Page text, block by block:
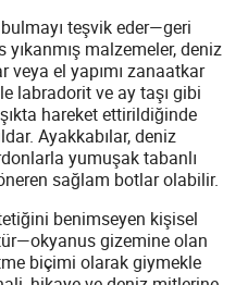
teşvik eder—geri
malzemeler, deniz
el yapımı zanaatkar
labradorit ve ay taşı gibi
hareket ettirildiğinde
Ayakkabılar, deniz
yumuşak tabanlı
sağlam botlar olabilir.
benimseyen kişisel
gizemine olan
biçimi olarak giymekle